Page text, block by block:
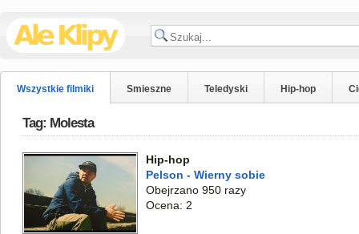
Wszystkie filmiki Smieszne Teledyski Hip-hop
Tag: Molesta
Hip-hop
Pelson - Wierny sobie
Obejrzano 950 razy
Ocena: 2